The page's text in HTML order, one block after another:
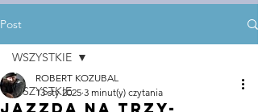
Post
WSZYSTKIE
WSZYSTKIE
ROBERT KOZUBAL
13 sty 2025 3 minut(y) czytania